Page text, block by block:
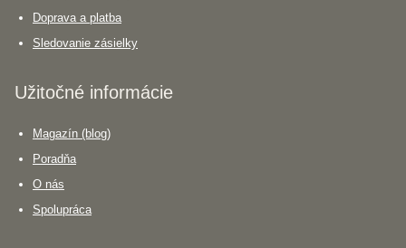
Doprava a platba
Sledovanie zásielky
Užitočné informácie
Magazín (blog)
Poradňa
O nás
Spolupráca